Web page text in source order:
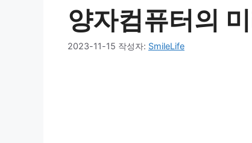
양자컴퓨터의
2023-11-15 작성자: SmileLife